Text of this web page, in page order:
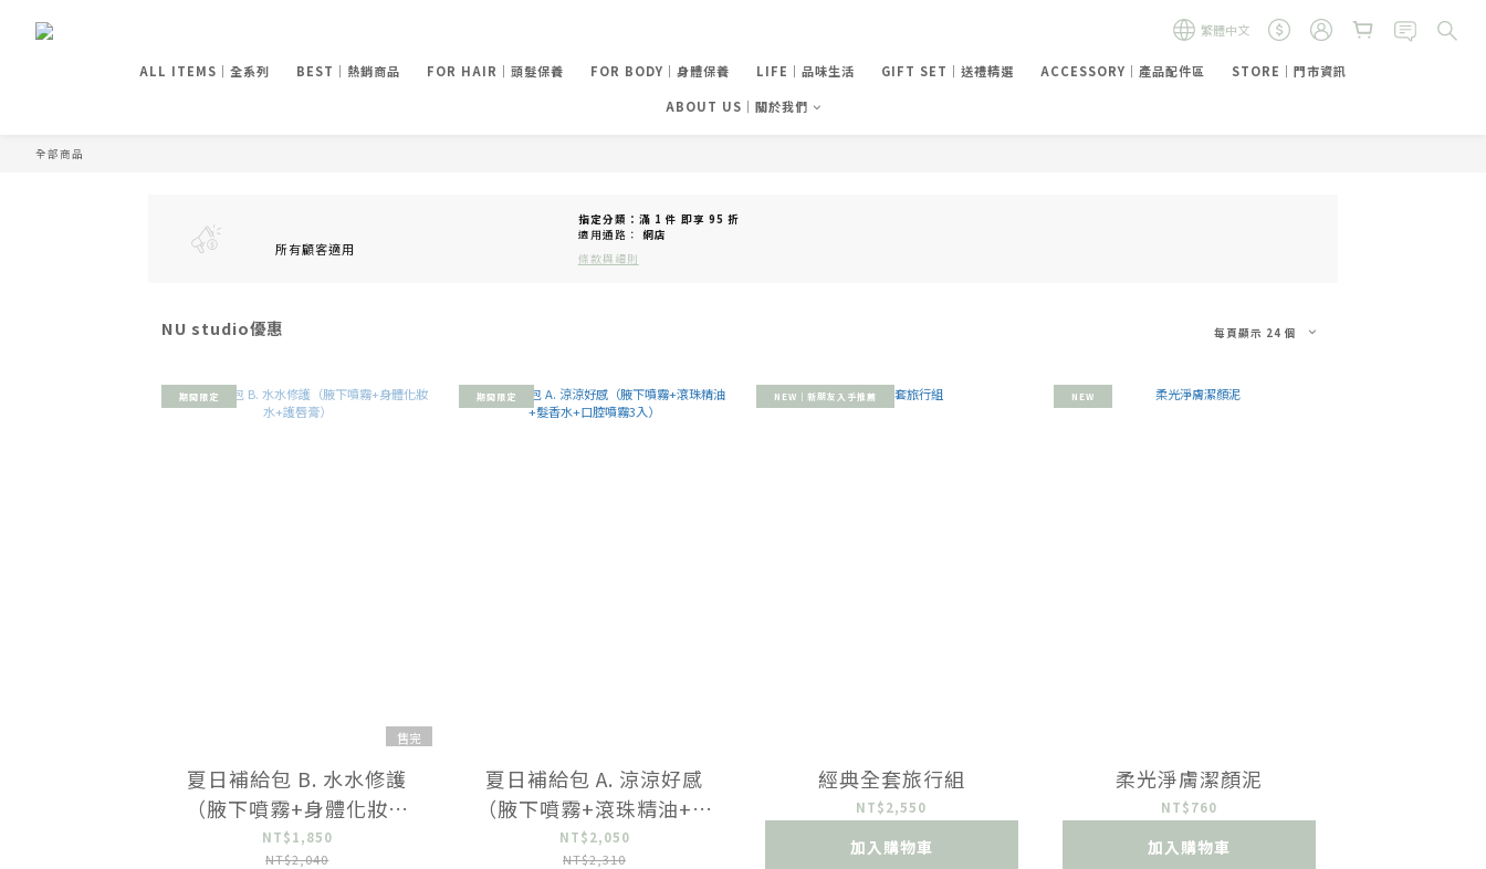
繁體中文
ALL ITEMS｜全系列 BEST｜熱銷商品 FOR HAIR｜頭髮保養 FOR BODY｜身體保養 LIFE｜品味生活 GIFT SET｜送禮精選 ACCESSORY｜產品配件區
STORE｜門市資訊
ABOUT US｜關於我們
全部商品
所有顧客適用
指定分類：滿 1 件 即享 95 折
適用通路： 網店
條款與細則
NU studio優惠 每頁顯示 24 個
期間限定
售完
夏日補給包 B. 水水修護
（腋下噴霧+身體化妝水
+護唇膏）
NT$1,850
NT$2,040
期間限定
夏日補給包 A. 涼涼好感
（腋下噴霧+滾珠精油+髮
香水+口腔噴霧3入）
NT$2,050
NT$2,310
NEW｜新朋友入手推薦
經典全套旅行組
NT$2,550
加入購物車
NEW
柔光淨膚潔顏泥
NT$760
加入購物車